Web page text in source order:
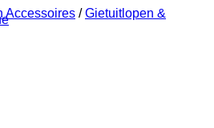
Accessoires / Gietuitlopen &